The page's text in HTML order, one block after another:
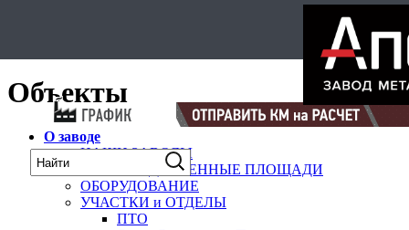
Объекты
О заводе
НАШИ ЗАВОДЫ
ПРОИЗВОДСТВЕННЫЕ ПЛОЩАДИ
ОБОРУДОВАНИЕ
УЧАСТКИ и ОТДЕЛЫ
ПТО